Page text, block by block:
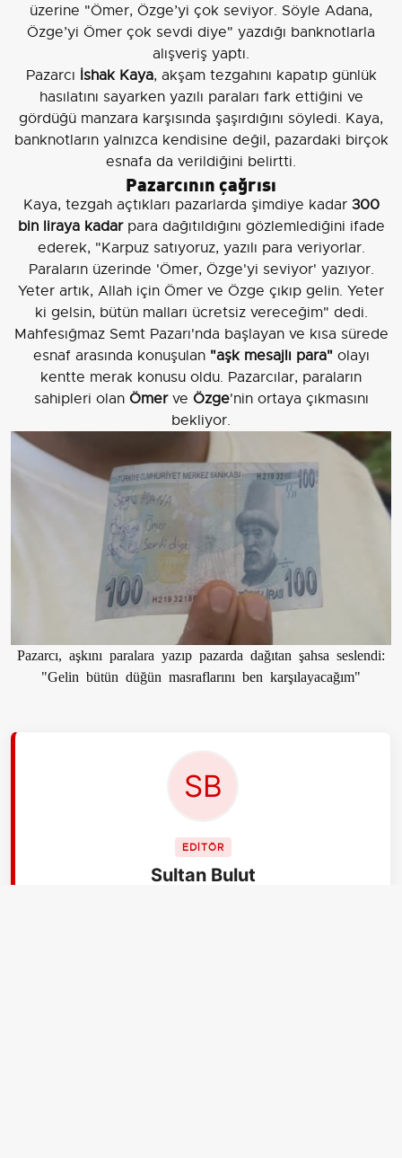
üzerine "Ömer, Özge’yi çok seviyor. Söyle Adana,
Özge’yi Ömer çok sevdi diye" yazdığı banknotlarla
alışveriş yaptı.
Pazarcı İshak Kaya, akşam tezgahını kapatıp günlük
hasılatını sayarken yazılı paraları fark ettiğini ve
gördüğü manzara karşısında şaşırdığını söyledi. Kaya,
banknotların yalnızca kendisine değil, pazardaki birçok
esnafa da verildiğini belirtti.
Pazarcının çağrısı
Kaya, tezgah açtıkları pazarlarda şimdiye kadar 300
bin liraya kadarpara dağıtıldığını gözlemlediğini ifade
ederek, "Karpuz satıyoruz, yazılı para veriyorlar.
Paraların üzerinde 'Ömer, Özge'yi seviyor' yazıyor.
Yeter artık, Allah için Ömer ve Özge çıkıp gelin. Yeter
ki gelsin, bütün malları ücretsiz vereceğim" dedi.
Mahfesığmaz Semt Pazarı'nda başlayan ve kısa sürede
esnaf arasında konuşulan "aşk mesajlı para"olayı
kentte merak konusu oldu. Pazarcılar, paraların
sahipleri olan Ömerve Özge'nin ortaya çıkmasını
bekliyor.
Pazarcı, aşkını paralara yazıp pazarda dağıtan şahsa seslendi:
"Gelin bütün düğün masraflarını ben karşılayacağım"
EDİTÖR
Sultan Bulut